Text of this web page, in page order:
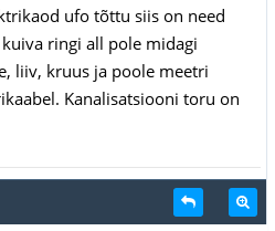
ufo tõttu siis on need
ringi all pole midagi
liiv, kruus ja poole meetri
Kanalisatsiooni toru on